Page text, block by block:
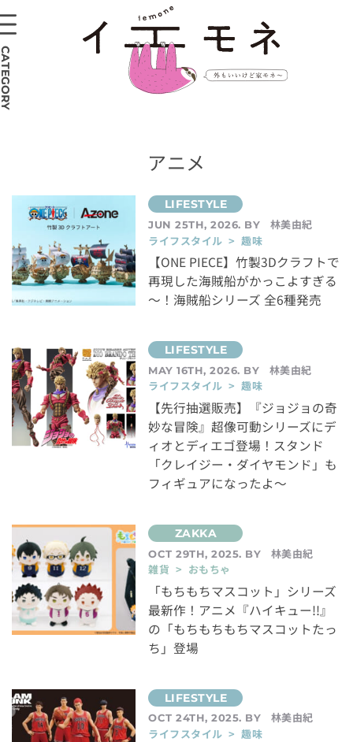
アニメ
JUN 25TH, 2026. BY
林美由紀
ライフスタイル > 趣味
【ONE PIECE】竹製3Dクラフトで
再現した海賊船がかっこよすぎる
～！海賊船シリーズ 全6種発売
MAY 16TH, 2026. BY
林美由紀
ライフスタイル > 趣味
【先行抽選販売】『ジョジョの奇
妙な冒険』超像可動シリーズにデ
ィオとディエゴ登場！スタンド
「クレイジー・ダイヤモンド」も
フィギュアになったよ～
OCT 29TH, 2025. BY
林美由紀
雑貨 > おもちゃ
「もちもちマスコット」シリーズ
最新作！アニメ『ハイキュー!!』
の「もちもちもちマスコットたっ
ち」登場
OCT 24TH, 2025. BY
林美由紀
ライフスタイル > 趣味